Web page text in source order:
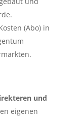
(Abo) in
und
eigenen